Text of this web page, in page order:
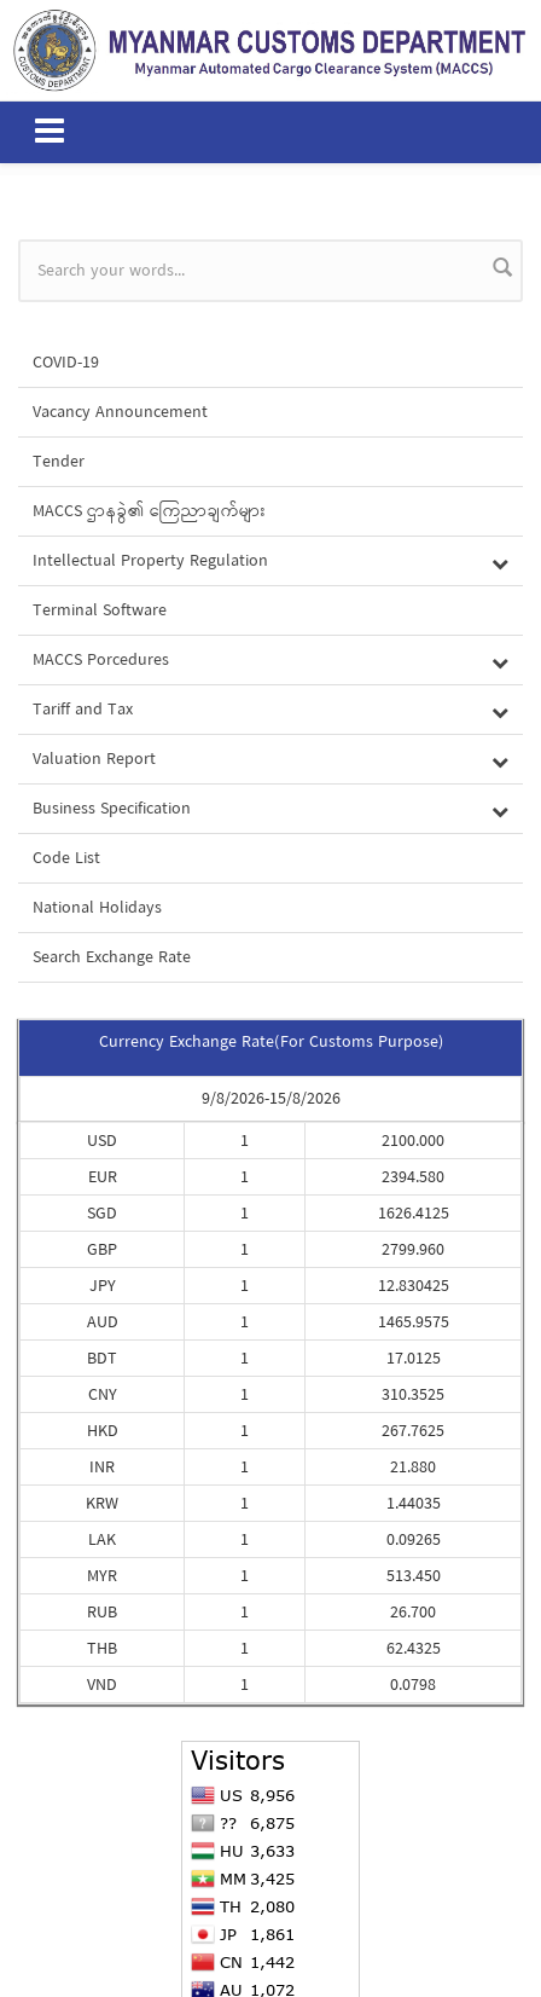
Skip to main content
Search form
COVID-19
Vacancy Announcement
Tender
MACCS ဌာနခွဲ၏ ကြေညာချက်များ
Intellectual Property Regulation
Terminal Software
MACCS Porcedures
Tariff and Tax
Valuation Report
Business Specification
Code List
National Holidays
Search Exchange Rate
Currency Exchange Rate(For Customs Purpose)
9/8/2026-15/8/2026
USD
EUR
SGD
GBP
JPY
AUD
BDT
CNY
HKD
INR
KRW
LAK
MYR
RUB
THB
VND
1
1
1
1
1
1
1
1
1
1
1
1
1
1
1
1
2100.000
2394.580
1626.4125
2799.960
12.830425
1465.9575
17.0125
310.3525
267.7625
21.880
1.44035
0.09265
513.450
26.700
62.4325
0.0798